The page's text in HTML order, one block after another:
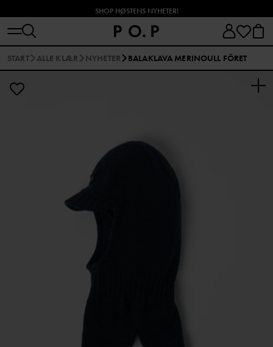
SHOP HØSTENS NYHETER!
START ALLE KLÆR NYHETER BALAKLAVA MERINOULL FÔRET